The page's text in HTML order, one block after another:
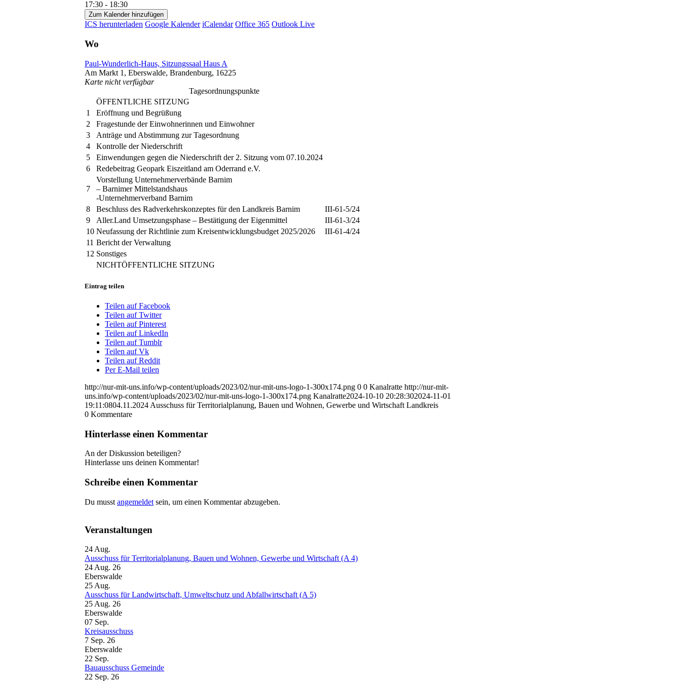
17:30 - 18:30
Zum Kalender hinzufügen
ICS herunterladen Google Kalender iCalendar Office 365 Outlook Live
Wo
Paul-Wunderlich-Haus, Sitzungssaal Haus A
Am Markt 1, Eberswalde, Brandenburg, 16225
Karte nicht verfügbar
Tagesordnungspunkte
ÖFFENTLICHE SITZUNG
1
Eröffnung und Begrüßung
2
Fragestunde der Einwohnerinnen und Einwohner
3
Anträge und Abstimmung zur Tagesordnung
4
Kontrolle der Niederschrift
5
Einwendungen gegen die Niederschrift der 2. Sitzung vom 07.10.2024
6
Redebeitrag Geopark Eiszeitland am Oderrand e.V.
7
Vorstellung Unternehmerverbände Barnim
– Barnimer Mittelstandshaus
-Unternehmerverband Barnim
8
Beschluss des Radverkehrskonzeptes für den Landkreis Barnim
III-61-5/24
9
Aller.Land Umsetzungsphase – Bestätigung der Eigenmittel
III-61-3/24
10 Neufassung der Richtlinie zum Kreisentwicklungsbudget 2025/2026
III-61-4/24
11 Bericht der Verwaltung
12 Sonstiges
NICHTÖFFENTLICHE SITZUNG
Eintrag teilen
Teilen auf Facebook
Teilen auf Twitter
Teilen auf Pinterest
Teilen auf LinkedIn
Teilen auf Tumblr
Teilen auf Vk
Teilen auf Reddit
Per E-Mail teilen
http://nur-mit-uns.info/wp-content/uploads/2023/02/nur-mit-uns-logo-1-300x174.png 0 0 Kanalratte http://nur-mit-
uns.info/wp-content/uploads/2023/02/nur-mit-uns-logo-1-300x174.png Kanalratte2024-10-10 20:28:302024-11-01
19:11:0804.11.2024 Ausschuss für Territorialplanung, Bauen und Wohnen, Gewerbe und Wirtschaft Landkreis
0 Kommentare
Hinterlasse einen Kommentar
An der Diskussion beteiligen?
Hinterlasse uns deinen Kommentar!
Schreibe einen Kommentar
Du musst angemeldet sein, um einen Kommentar abzugeben.
Veranstaltungen
24 Aug.
Ausschuss für Territorialplanung, Bauen und Wohnen, Gewerbe und Wirtschaft (A 4)
24 Aug. 26
Eberswalde
25 Aug.
Ausschuss für Landwirtschaft, Umweltschutz und Abfallwirtschaft (A 5)
25 Aug. 26
Eberswalde
07 Sep.
Kreisausschuss
7 Sep. 26
Eberswalde
22 Sep.
Bauausschuss Gemeinde
22 Sep. 26